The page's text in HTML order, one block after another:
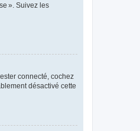
». Suivez les
connecté, cochez
désactivé cette